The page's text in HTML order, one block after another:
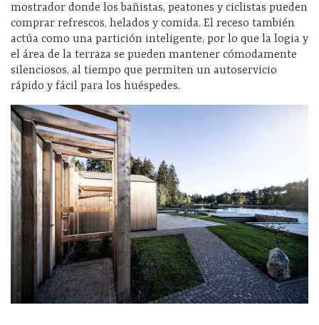
mostrador donde los bañistas, peatones y ciclistas pueden
comprar refrescos, helados y comida. El receso también
actúa como una partición inteligente, por lo que la logia y
el área de la terraza se pueden mantener cómodamente
silenciosos, al tiempo que permiten un autoservicio
rápido y fácil para los huéspedes.